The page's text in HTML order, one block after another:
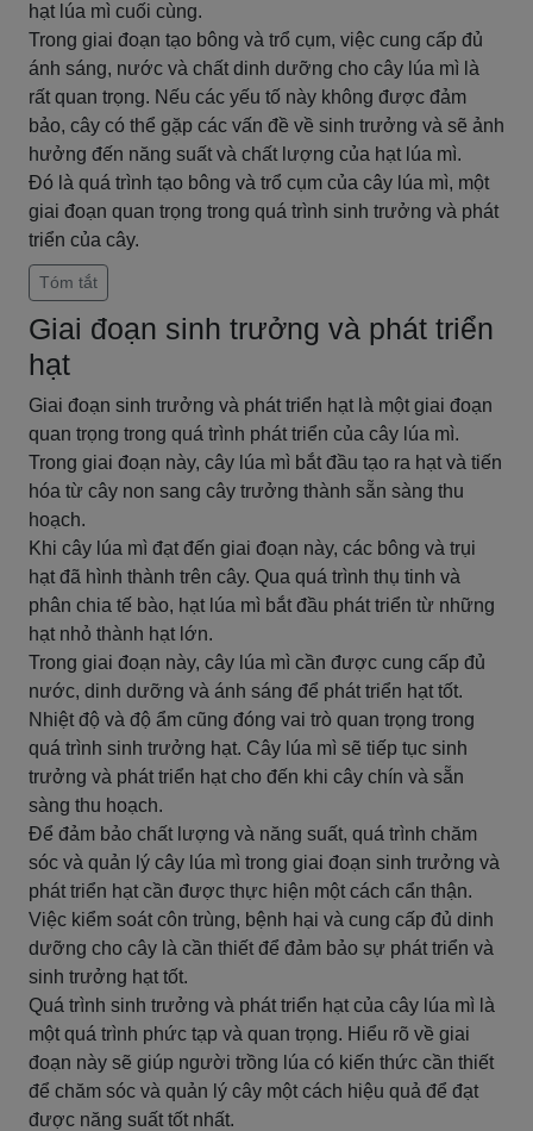
hạt lúa mì cuối cùng.
Trong giai đoạn tạo bông và trổ cụm, việc cung cấp đủ
ánh sáng, nước và chất dinh dưỡng cho cây lúa mì là
rất quan trọng. Nếu các yếu tố này không được đảm
bảo, cây có thể gặp các vấn đề về sinh trưởng và sẽ ảnh
hưởng đến năng suất và chất lượng của hạt lúa mì.
Đó là quá trình tạo bông và trổ cụm của cây lúa mì, một
giai đoạn quan trọng trong quá trình sinh trưởng và phát
triển của cây.
Tóm tắt
Giai đoạn sinh trưởng và phát triển
hạt
Giai đoạn sinh trưởng và phát triển hạt là một giai đoạn
quan trọng trong quá trình phát triển của cây lúa mì.
Trong giai đoạn này, cây lúa mì bắt đầu tạo ra hạt và tiến
hóa từ cây non sang cây trưởng thành sẵn sàng thu
hoạch.
Khi cây lúa mì đạt đến giai đoạn này, các bông và trụi
hạt đã hình thành trên cây. Qua quá trình thụ tinh và
phân chia tế bào, hạt lúa mì bắt đầu phát triển từ những
hạt nhỏ thành hạt lớn.
Trong giai đoạn này, cây lúa mì cần được cung cấp đủ
nước, dinh dưỡng và ánh sáng để phát triển hạt tốt.
Nhiệt độ và độ ẩm cũng đóng vai trò quan trọng trong
quá trình sinh trưởng hạt. Cây lúa mì sẽ tiếp tục sinh
trưởng và phát triển hạt cho đến khi cây chín và sẵn
sàng thu hoạch.
Để đảm bảo chất lượng và năng suất, quá trình chăm
sóc và quản lý cây lúa mì trong giai đoạn sinh trưởng và
phát triển hạt cần được thực hiện một cách cẩn thận.
Việc kiểm soát côn trùng, bệnh hại và cung cấp đủ dinh
dưỡng cho cây là cần thiết để đảm bảo sự phát triển và
sinh trưởng hạt tốt.
Quá trình sinh trưởng và phát triển hạt của cây lúa mì là
một quá trình phức tạp và quan trọng. Hiểu rõ về giai
đoạn này sẽ giúp người trồng lúa có kiến thức cần thiết
để chăm sóc và quản lý cây một cách hiệu quả để đạt
được năng suất tốt nhất.